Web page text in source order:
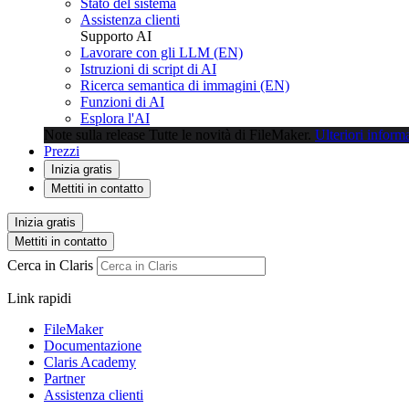
Stato del sistema
Assistenza clienti
Supporto AI
Lavorare con gli LLM (EN)
Istruzioni di script di AI
Ricerca semantica di immagini (EN)
Funzioni di AI
Esplora l'AI
Note sulla release Tutte le novità di FileMaker. Ulteriori
Prezzi
Inizia gratis
Mettiti in contatto
Inizia gratis
Mettiti in contatto
Cerca in Claris
Link rapidi
FileMaker
Documentazione
Claris Academy
Partner
Assistenza clienti